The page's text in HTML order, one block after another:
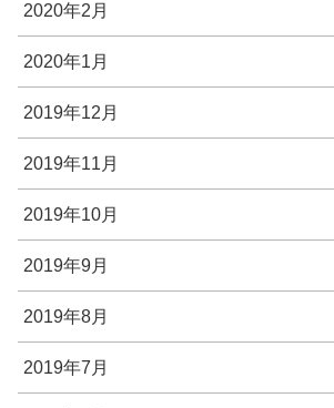
2020年2月
2020年1月
2019年12月
2019年11月
2019年10月
2019年9月
2019年8月
2019年7月